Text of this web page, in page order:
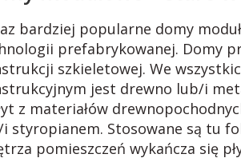
bardziej popularne domy
prefabrykowanej. Domy
szkieletowej. We
jest drewno lub/i
z materiałów
styropianem. Stosowane są tu
pomieszczeń wykańcza się